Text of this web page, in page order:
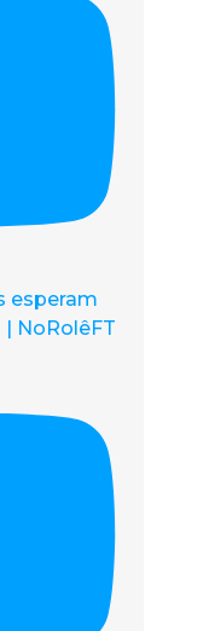
esperam
NoRolêFT